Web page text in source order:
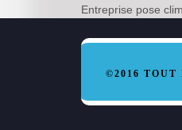
Entreprise pose
©2016 TOUT